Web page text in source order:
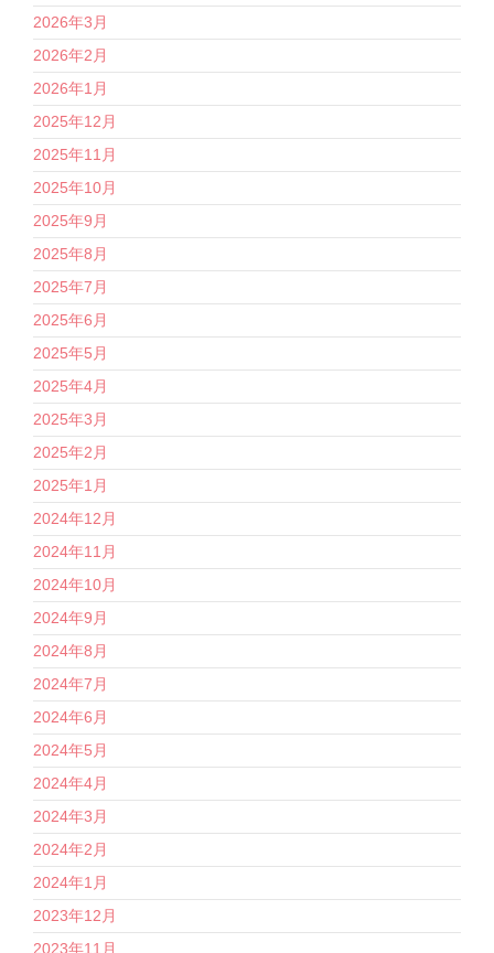
2026年3月
2026年2月
2026年1月
2025年12月
2025年11月
2025年10月
2025年9月
2025年8月
2025年7月
2025年6月
2025年5月
2025年4月
2025年3月
2025年2月
2025年1月
2024年12月
2024年11月
2024年10月
2024年9月
2024年8月
2024年7月
2024年6月
2024年5月
2024年4月
2024年3月
2024年2月
2024年1月
2023年12月
2023年11月